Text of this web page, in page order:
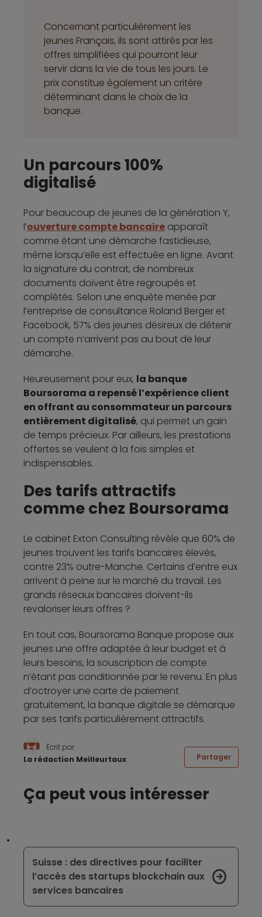
Concernant particulièrement les
jeunes Français, ils sont attirés par les
offres simplifiées qui pourront leur
servir dans la vie de tous les jours. Le
prix constitue également un critère
déterminant dans le choix de la
banque.
Un parcours 100%
digitalisé
Pour beaucoup de jeunes de la génération Y,
l’ouverture compte bancaire apparaît
comme étant une démarche fastidieuse,
même lorsqu’elle est effectuée en ligne. Avant
la signature du contrat, de nombreux
documents doivent être regroupés et
complétés. Selon une enquête menée par
l’entreprise de consultance Roland Berger et
Facebook, 57% des jeunes désireux de détenir
un compte n’arrivent pas au bout de leur
démarche.
Heureusement pour eux, la banque
Boursorama a repensé l’expérience client
en offrant au consommateur un parcours
entièrement digitalisé, qui permet un gain
de temps précieux. Par ailleurs, les prestations
offertes se veulent à la fois simples et
indispensables.
Des tarifs attractifs
comme chez Boursorama
Le cabinet Exton Consulting révèle que 60% de
jeunes trouvent les tarifs bancaires élevés,
contre 23% outre-Manche. Certains d’entre eux
arrivent à peine sur le marché du travail. Les
grands réseaux bancaires doivent-ils
revaloriser leurs offres ?
En tout cas, Boursorama Banque propose aux
jeunes une offre adaptée à leur budget et à
leurs besoins, la souscription de compte
n’étant pas conditionnée par le revenu. En plus
d’octroyer une carte de paiement
gratuitement, la banque digitale se démarque
par ses tarifs particulièrement attractifs.
Écrit par
La rédaction Meilleurtaux
Partager
Ça peut vous intéresser
Suisse : des directives pour faciliter
l’accès des startups blockchain aux
services bancaires